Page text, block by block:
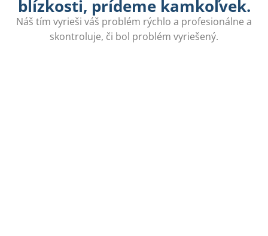
blízkosti, prídeme kamkoľvek.
Náš tím vyrieši váš problém rýchlo a profesionálne a
skontroluje, či bol problém vyriešený.